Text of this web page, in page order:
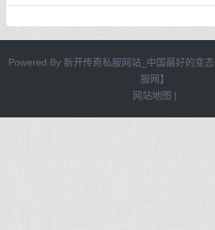
Powered By 新开传奇私服网站_中国最好的变
服网】
网站地图 |